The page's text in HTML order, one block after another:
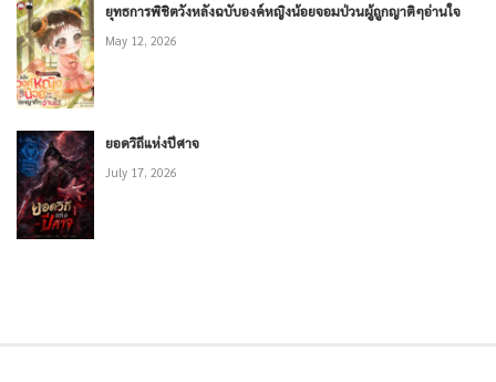
ยุทธการพิชิตวังหลังฉบับองค์หญิงน้อยจอมป่วนผู้ถูกญาติๆอ่านใจ
May 12, 2026
ยอดวิถีแห่งปีศาจ
July 17, 2026